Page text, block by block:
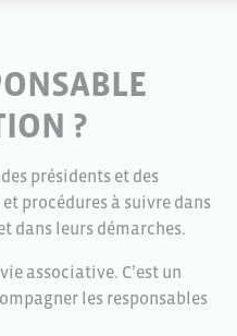
?
présidents et des
procédures à suivre dans
dans leurs démarches.
associative. C’est un
les responsables